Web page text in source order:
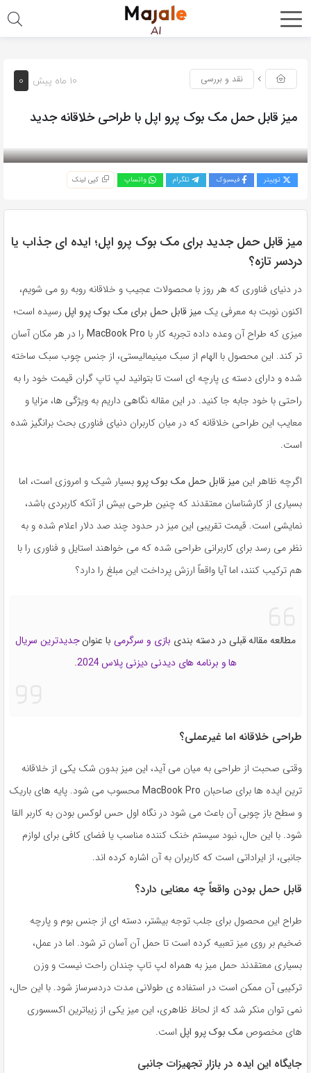
10 ماه پیش 0 نقد و بررسی
میز قابل حمل مک بوک پرو اپل با طراحی خلاقانه جدید
توییتر فیسبوک تلگرام واتساپ کپی لینک
میز قابل حمل جدید برای مک بوک پرو اپل؛ ایده ای جذاب یا
دردسر تازه؟
در دنیای فناوری که هر روز با محصولات عجیب و خلاقانه روبه رو می شویم،
اکنون نوبت به معرفی یک میز قابل حمل برای مک بوک پرو اپل رسیده است؛
میزی که طراح آن وعده داده تجربه کار با MacBook Pro را در هر مکان آسان
تر کند. این محصول با الهام از سبک مینیمالیستی، از جنس چوب سبک ساخته
شده و دارای دسته ی پارچه ای است تا بتوانید لپ تاپ گران قیمت خود را به
راحتی با خود جابه جا کنید. در این مقاله نگاهی داریم به ویژگی ها، مزایا و
معایب این طراحی خلاقانه که در میان کاربران دنیای فناوری بحث برانگیز شده
است.
اگرچه ظاهر این میز قابل حمل مک بوک پرو بسیار شیک و امروزی است، اما
بسیاری از کارشناسان معتقدند که چنین طرحی بیش از آنکه کاربردی باشد،
نمایشی است. قیمت تقریبی این میز در حدود چند صد دلار اعلام شده و به
نظر می رسد برای کاربرانی طراحی شده که می خواهند استایل و فناوری را با
هم ترکیب کنند، اما آیا واقعاً ارزش پرداخت این مبلغ را دارد؟
مطالعه مقاله قبلی در دسته بندی بازی و سرگرمی با عنوانجدیدترین سریال
ها و برنامه های دیدنی دیزنی پلاس 2024
.
طراحی خلاقانه اما غیرعملی؟
وقتی صحبت از طراحی به میان می آید، این میز بدون شک یکی از خلاقانه
ترین ایده ها برای صاحبان MacBook Proمحسوب می شود. پایه های باریک
و سطح باز چوبی آن باعث می شود در نگاه اول حس لوکس بودن به کاربر القا
شود. با این حال، نبود سیستم خنک کننده مناسب یا فضای کافی برای لوازم
جانبی، از ایراداتی است که کاربران به آن اشاره کرده اند.
قابل حمل بودن واقعاً چه معنایی دارد؟
طراح این محصول برای جلب توجه بیشتر، دسته ای از جنس بوم و پارچه
ضخیم بر روی میز تعبیه کرده است تا حمل آن آسان تر شود. اما در عمل،
بسیاری معتقدند حمل میز به همراه لپ تاپ چندان راحت نیست و وزن
ترکیبی آن ممکن است در استفاده ی طولانی مدت دردسرساز شود. با این حال،
نمی توان منکر شد که از لحاظ ظاهری، این میز یکی از زیباترین اکسسوری
های مخصوص مک بوک پرو اپل است.
جایگاه این ایده در بازار تجهیزات جانبی